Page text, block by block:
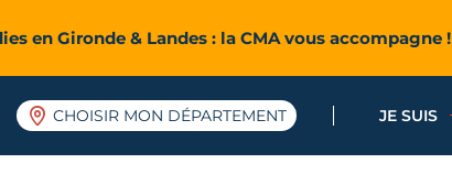
en Gironde & Landes : la CMA vous accompagne !
CHOISIR MON DÉPARTEMENT JE SUIS